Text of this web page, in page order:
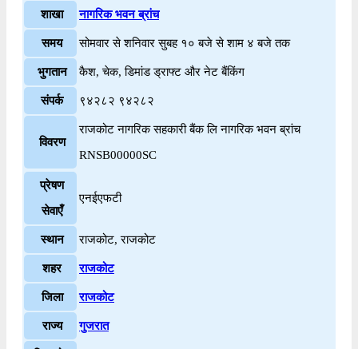
शाखा नागरिक भवन ब्रांच
समय सोमवार से शनिवार सुबह १० बजे से शाम ४ बजे तक
भुगतान कैश, चेक, डिमांड ड्राफ्ट और नेट बैंकिंग
संपर्क ९४२८२ ९४२८२
विवरण
राजकोट नागरिक सहकारी बैंक लि नागरिक भवन ब्रांच
RNSB00000SC
प्रेषण
सेवाएँ
एनईएफटी
स्थान राजकोट, राजकोट
शहर राजकोट
जिला राजकोट
राज्य गुजरात